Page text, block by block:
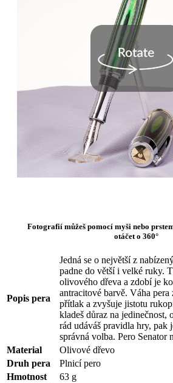
Fotografií můžeš pomocí myši nebo
otáčet o 360°
Popis pera
Jedná se o největší z
padne do větší i velké ruky.
olivového dřeva a zdobí je
antracitové barvě. Váha
přítlak a zvyšuje jistotu
kladeš důraz na jedinečnost,
rád udáváš pravidla hry, pak
správná volba. Pero Senator
Material
Olivové dřevo
Druh pera
Plnicí pero
Hmotnost
63 g